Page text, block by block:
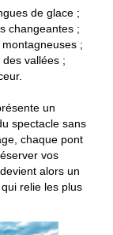
de glace ;
changeantes ;
;
vallées ;
un
spectacle sans
chaque pont
vos
alors un
relie les plus